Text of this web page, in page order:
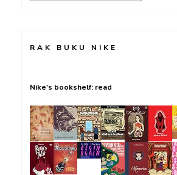
RAK BUKU NIKE
Nike's bookshelf: read